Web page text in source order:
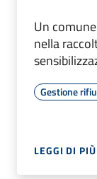
Un
nella
Gestione
LEGGI DI PIÙ